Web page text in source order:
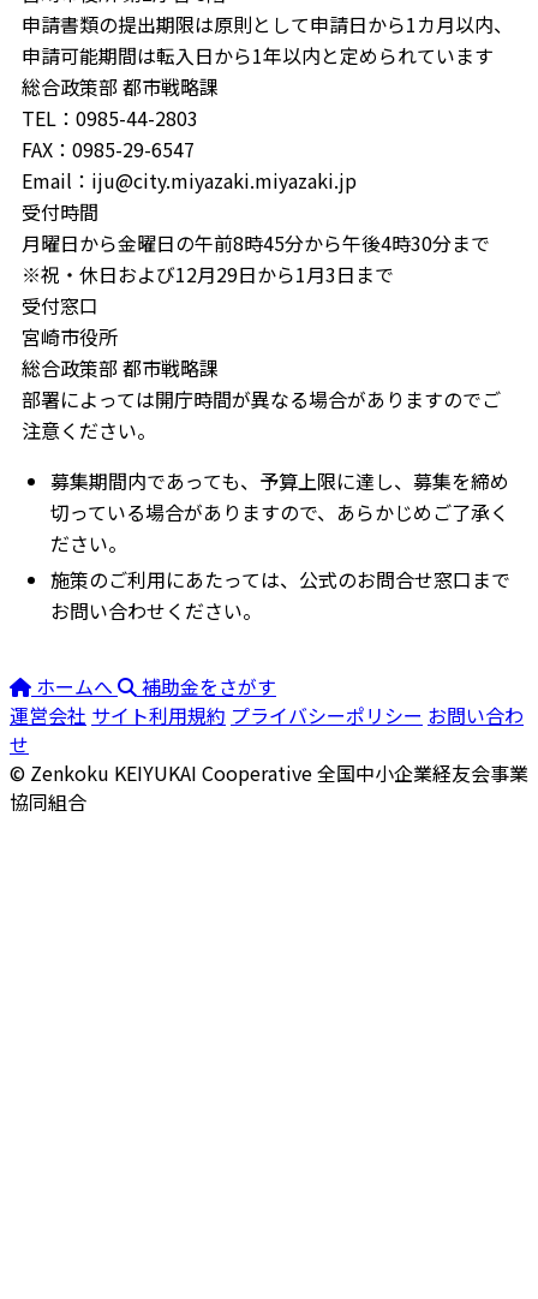
申請書類の提出期限は原則として申請日から1カ月以内、
申請可能期間は転入日から1年以内と定められています
総合政策部 都市戦略課
TEL：0985-44-2803
FAX：0985-29-6547
Email：iju@city.miyazaki.miyazaki.jp
受付時間
月曜日から金曜日の午前8時45分から午後4時30分まで
※祝・休日および12月29日から1月3日まで
受付窓口
宮崎市役所
総合政策部 都市戦略課
部署によっては開庁時間が異なる場合がありますのでご
注意ください。
募集期間内であっても、予算上限に達し、募集を締め
切っている場合がありますので、あらかじめご了承く
ださい。
施策のご利用にあたっては、公式のお問合せ窓口まで
お問い合わせください。
ホームへ
補助金をさがす
運営会社 サイト利用規約 プライバシーポリシー お問い合わ
せ
© Zenkoku KEIYUKAI Cooperative全国中小企業経友会事業
協同組合